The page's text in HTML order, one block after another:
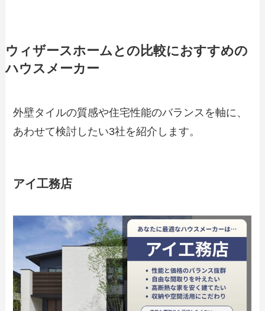
ウィザースホームとの比較におすすめの
ハウスメーカー
外壁タイルの質感や住宅性能のバランスを軸に、
あわせて検討したい3社を紹介します。
アイ工務店